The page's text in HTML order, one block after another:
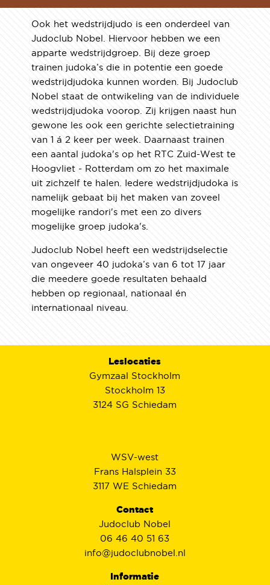
Sponsor
Ook het wedstrijdjudo is een onderdeel van
Judoclub Nobel. Hiervoor hebben we een
apparte wedstrijdgroep. Bij deze groep
trainen judoka’s die in potentie een goede
wedstrijdjudoka kunnen worden. Bij Judoclub
Nobel staat de ontwikeling van de individuele
wedstrijdjudoka voorop. Zij krijgen naast hun
gewone les ook een gerichte selectietraining
van 1 á 2 keer per week. Daarnaast trainen
een aantal judoka's op het RTC Zuid-West te
Hoogvliet - Rotterdam om zo het maximale
uit zichzelf te halen. Iedere wedstrijdjudoka is
namelijk gebaat bij het maken van zoveel
mogelijke randori's met een zo divers
mogelijke groep judoka's.
Judoclub Nobel heeft een wedstrijdselectie
van ongeveer 40 judoka’s van 6 tot 17 jaar
die meedere goede resultaten behaald
hebben op regionaal, nationaal én
internationaal niveau.
Leslocaties
Gymzaal Stockholm
Stockholm 13
3124 SG Schiedam
WSV-west
Frans Halsplein 33
3117 WE Schiedam
Contact
Judoclub Nobel
06 46 40 51 63
info@judoclubnobel.nl
Informatie